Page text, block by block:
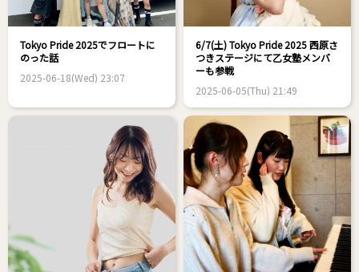
Tokyo Pride 2025でフロートに
のった話
2025-06-18(Wed) 23:07
6/7(土) Tokyo Pride 2025 西原さ
つきステージにて乙女塾メンバ
ーも参戦
2025-06-05(Thu) 21:49